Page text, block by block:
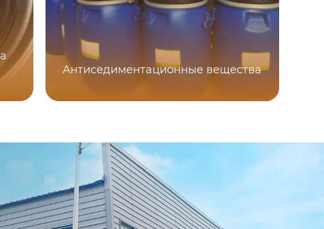
Антиседиментационные вещества